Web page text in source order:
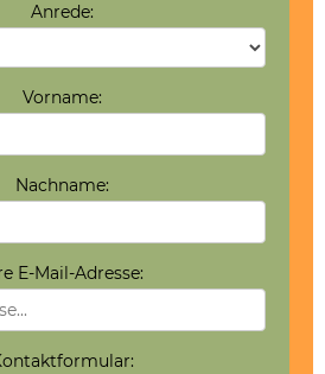
Anrede:
Vorname:
Nachname:
E-Mail-Adresse: